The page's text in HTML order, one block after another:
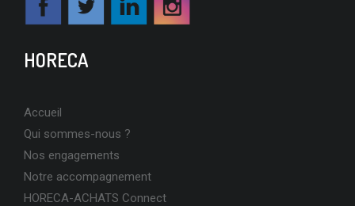
HORECA
Accueil
Qui sommes-nous ?
Nos engagements
Notre accompagnement
HORECA-ACHATS Connect